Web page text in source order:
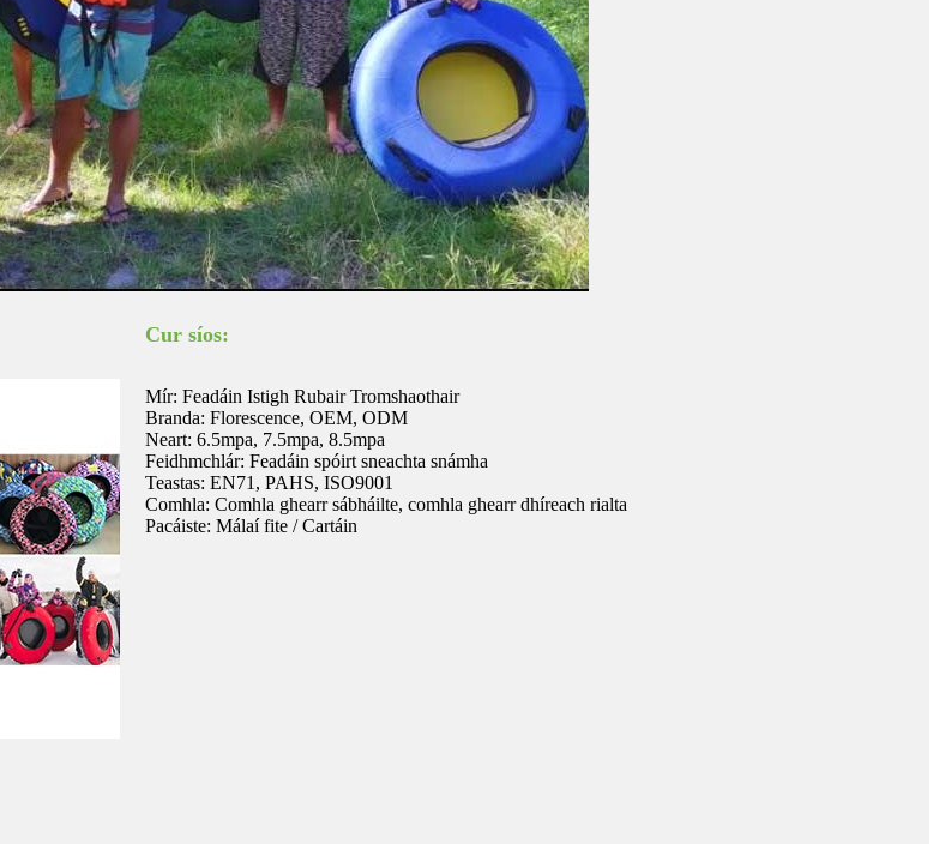
Cur síos:
Mír: Feadáin Istigh Rubair Tromshaothair
Branda: Florescence, OEM, ODM
Neart: 6.5mpa, 7.5mpa, 8.5mpa
Feidhmchlár: Feadáin spóirt sneachta snámha
Teastas: EN71, PAHS, ISO9001
Comhla: Comhla ghearr sábháilte, comhla ghearr dhíreach rialta
Pacáiste: Málaí fite / Cartáin